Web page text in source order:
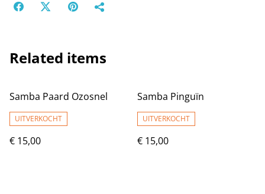
Related items
Samba Paard Ozosnel
UITVERKOCHT
€ 15,00
Samba Pinguïn
UITVERKOCHT
€ 15,00